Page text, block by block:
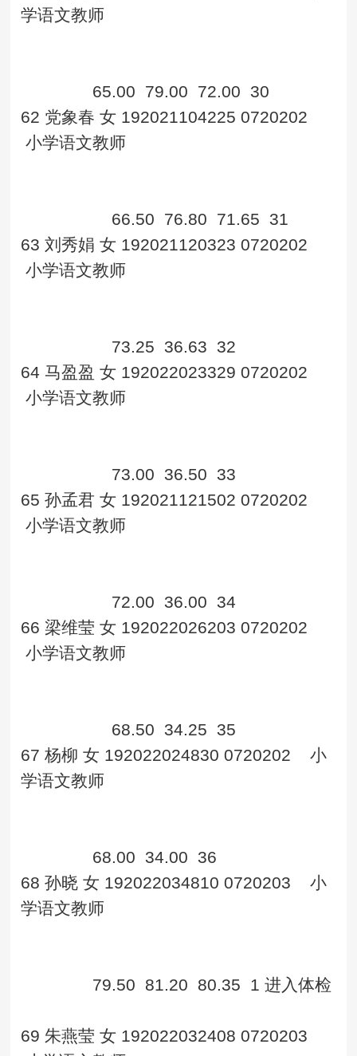
学语文教师
65.00 79.00 72.00 30
62 党象春 女 192021104225 0720202
小学语文教师
66.50 76.80 71.65 31
63 刘秀娟 女 192021120323 0720202
小学语文教师
73.25 36.63 32
64 马盈盈 女 192022023329 0720202
小学语文教师
73.00 36.50 33
65 孙孟君 女 192021121502 0720202
小学语文教师
72.00 36.00 34
66 梁维莹 女 192022026203 0720202
小学语文教师
68.50 34.25 35
67 杨柳 女 192022024830 0720202
小
学语文教师
68.00 34.00 36
68 孙晓 女 192022034810 0720203
小
学语文教师
79.50 81.20 80.35 1 进入体检
69 朱燕莹 女 192022032408 0720203